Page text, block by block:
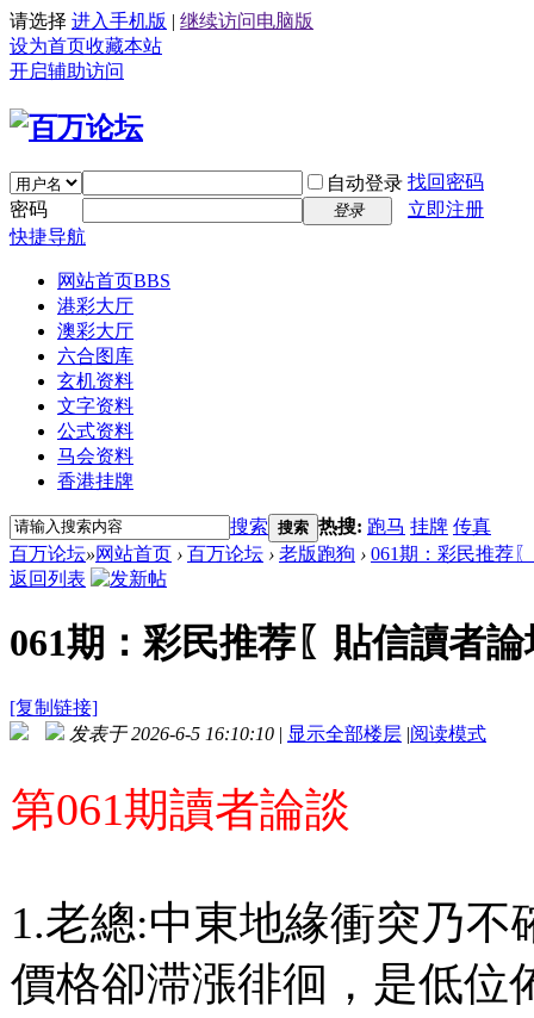
请选择 进入手机版 | 继续访问电脑版
设为首页收藏本站
开启辅助访问
自动登录 找回密码
密码
登录
立即注册
快捷导航
网站首页BBS
港彩大厅
澳彩大厅
六合图库
玄机资料
文字资料
公式资料
马会资料
香港挂牌
搜索 搜索 热搜: 跑马 挂牌 传真
百万论坛»网站首页 › 百万论坛 › 老版跑狗 › 061期：彩民推荐
返回列表
061期：彩民推荐〖貼信讀者
[复制链接]
发表于 2026-6-5 16:10:10 | 显示全部楼层 |阅读模式
第061期讀者論談
1.老總:中東地緣衝突乃
價格卻滞漲徘徊，是低位